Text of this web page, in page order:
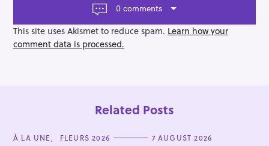
g
a
t
0 comments
This site uses Akismet to reduce spam. Learn how your
comment data is processed.
Related Posts
C
À LA UNE FLEURS 2026 7 AUGUST 2026